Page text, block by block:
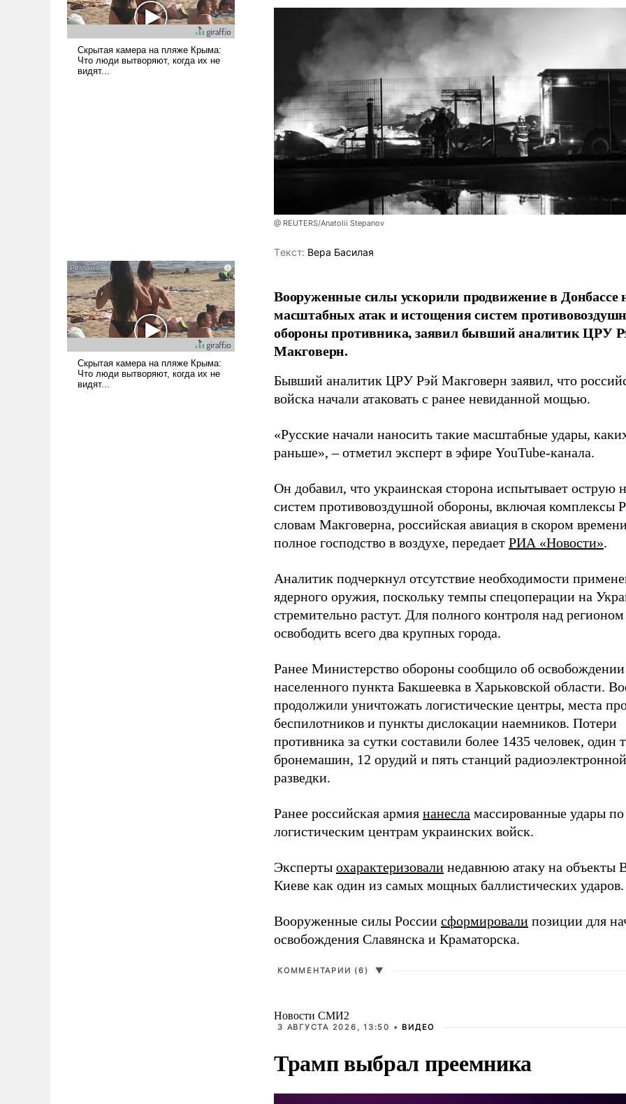
@ REUTERS/Anatolii Stepanov
Tекст: Вера Басилая
Вооруженные силы ускорили продвижение в Донбассе
масштабных атак и истощения систем
обороны противника, заявил бывший аналитик ЦРУ
Макговерн.
Бывший аналитик ЦРУ Рэй Макговерн заявил, что
войска начали атаковать с ранее невиданной мощью.
«Русские начали наносить такие масштабные удары,
раньше», – отметил эксперт в эфире YouTube-канала.
Он добавил, что украинская сторона испытывает острую
систем противовоздушной обороны, включая комплексы
словам Макговерна, российская авиация в скором
полное господство в воздухе, передает РИА «Новости».
Аналитик подчеркнул отсутствие необходимости
ядерного оружия, поскольку темпы спецоперации на
стремительно растут. Для полного контроля над регионом
освободить всего два крупных города.
Ранее Министерство обороны сообщило об освобождении
населенного пункта Бакшеевка в Харьковской области.
продолжили уничтожать логистические центры, места
беспилотников и пункты дислокации наемников. Потери
противника за сутки составили более 1435 человек, один
бронемашин, 12 орудий и пять станций
разведки.
Ранее российская армия нанесла массированные удары по
логистическим центрам украинских войск.
Эксперты охарактеризовали недавнюю атаку на объекты
Киеве как один из самых мощных баллистических ударов.
Вооруженные силы России сформировали позиции для
освобождения Славянска и Краматорска.
КОММЕНТАРИИ (6) ▼
Новости СМИ2
3 АВГУСТА 2026, 13:50 • ВИДЕО
Трамп выбрал преемника